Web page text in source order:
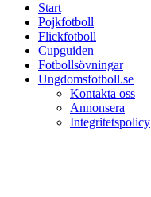
Start
Pojkfotboll
Flickfotboll
Cupguiden
Fotbollsövningar
Ungdomsfotboll.se
Kontakta oss
Annonsera
Integritetspolicy